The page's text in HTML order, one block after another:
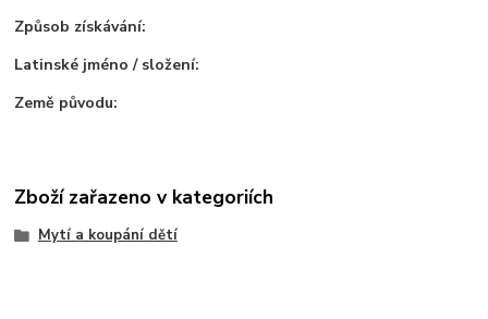
Způsob získávání:
Latinské jméno / složení:
Země původu:
Zboží zařazeno v kategoriích
Mytí a koupání dětí